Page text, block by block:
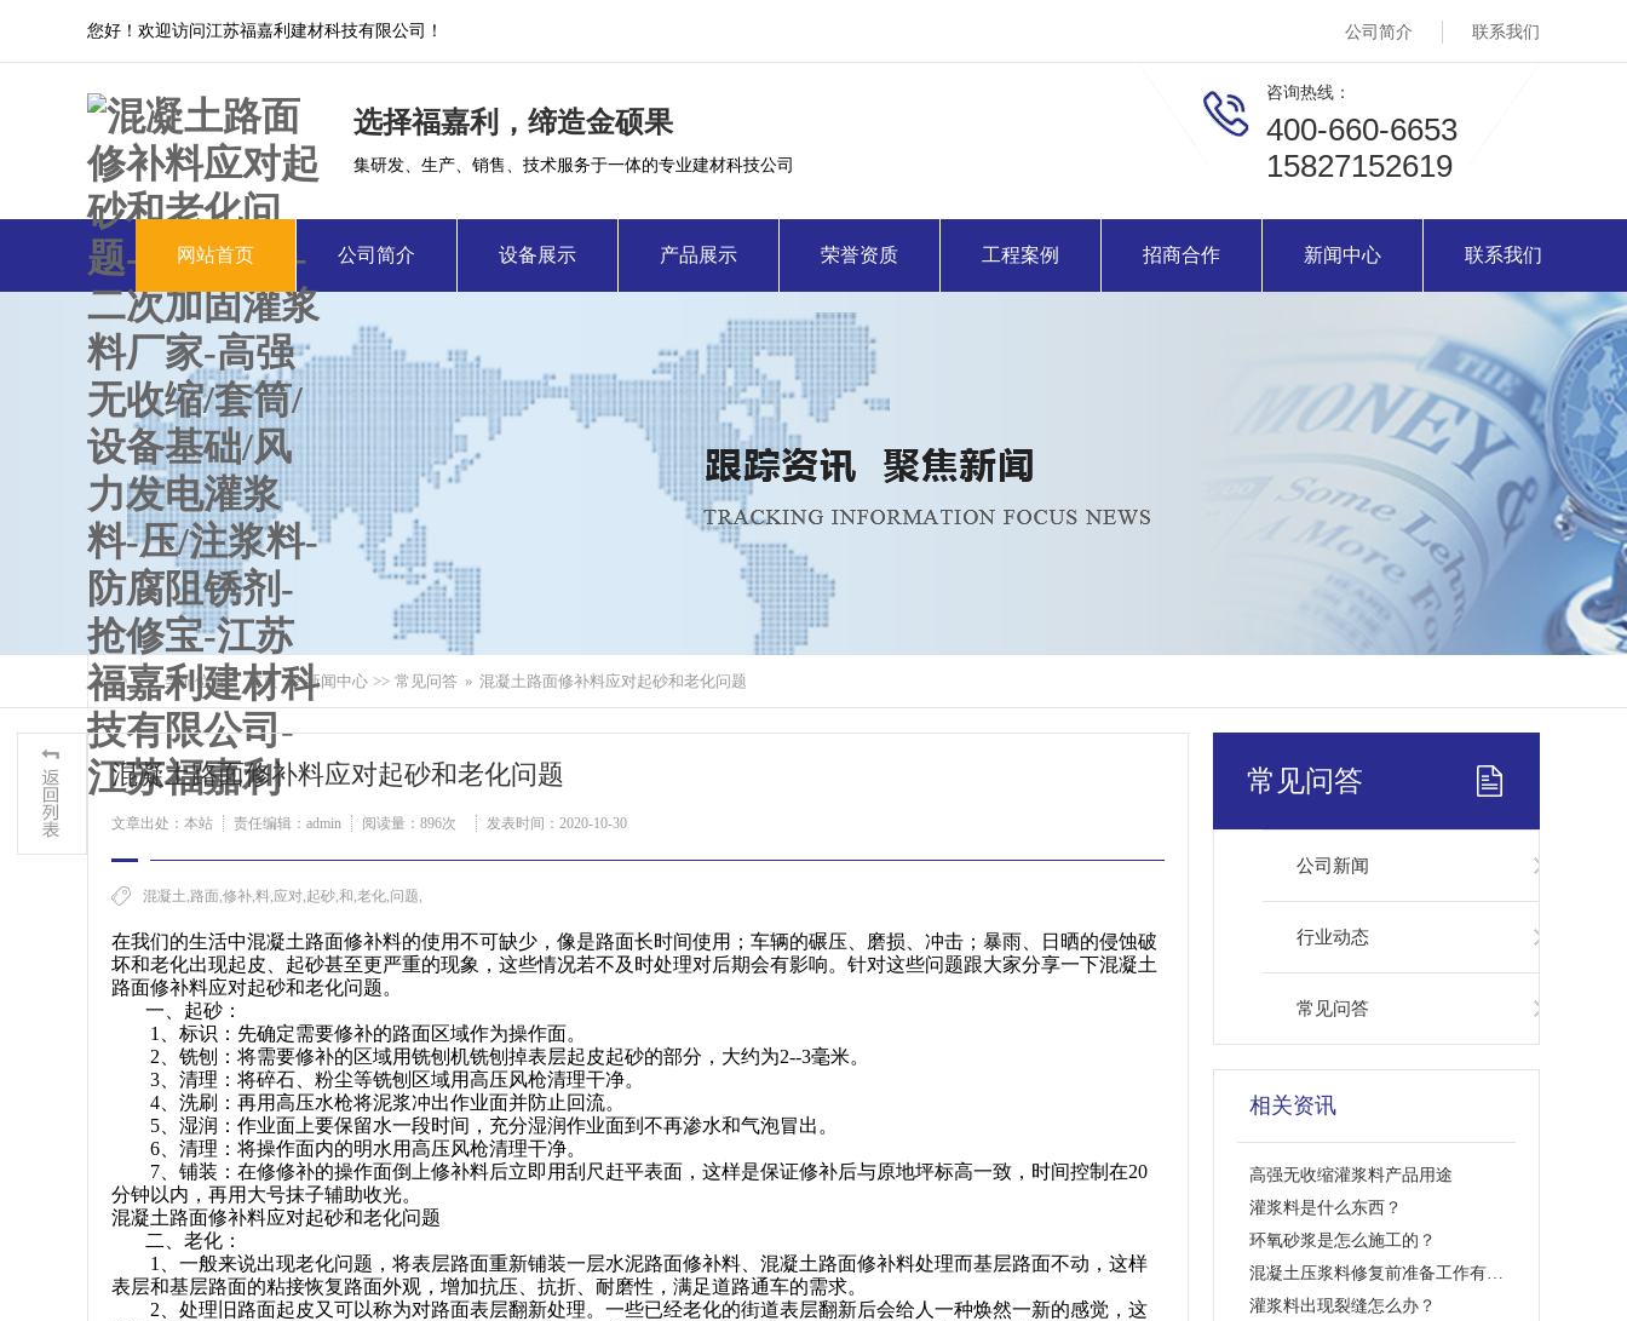
您好！欢迎访问江苏福嘉利建材科技有限公司！ 公司简介 联系我们
选择福嘉利，缔造金硕果
集研发、生产、销售、技术服务于一体的专业建材科技公司
咨询热线：
400-660-6653
15827152619
网站首页 公司简介 设备展示 产品展示 荣誉资质 工程案例 招商合作 新闻中心 联系我们
当前位置： 首页 >> 新闻中心 >> 常见问答 » 混凝土路面修补料应对起砂和老化问题
混凝土路面修补料应对起砂和老化问题
文章出处：本站 责任编辑：admin 阅读量： 896次 发表时间：2020-10-30
混凝土,路面,修补,料,应对,起砂,和,老化,问题,
在我们的生活中混凝土路面修补料的使用不可缺少，像是路面长时间使用；车辆的碾压、磨损、冲击；暴雨、日晒的侵蚀破
坏和老化出现起皮、起砂甚至更严重的现象，这些情况若不及时处理对后期会有影响。针对这些问题跟大家分享一下混凝土
路面修补料应对起砂和老化问题。
一、起砂：
1、标识：先确定需要修补的路面区域作为操作面。
2、铣刨：将需要修补的区域用铣刨机铣刨掉表层起皮起砂的部分，大约为2--3毫米。
3、清理：将碎石、粉尘等铣刨区域用高压风枪清理干净。
4、洗刷：再用高压水枪将泥浆冲出作业面并防止回流。
5、湿润：作业面上要保留水一段时间，充分湿润作业面到不再渗水和气泡冒出。
6、清理：将操作面内的明水用高压风枪清理干净。
7、铺装：在修修补的操作面倒上修补料后立即用刮尺赶平表面，这样是保证修补后与原地坪标高一致，时间控制在20
分钟以内，再用大号抹子辅助收光。
混凝土路面修补料应对起砂和老化问题
二、老化：
1、一般来说出现老化问题，将表层路面重新铺装一层水泥路面修补料、混凝土路面修补料处理而基层路面不动，这样
表层和基层路面的粘接恢复路面外观，增加抗压、抗折、耐磨性，满足道路通车的需求。
2、处理旧路面起皮又可以称为对路面表层翻新处理。一些已经老化的街道表层翻新后会给人一种焕然一新的感觉，这
常见问答
公司新闻
行业动态
常见问答
相关资讯
高强无收缩灌浆料产品用途
灌浆料是什么东西？
环氧砂浆是怎么施工的？
混凝土压浆料修复前准备工作有哪些
灌浆料出现裂缝怎么办？